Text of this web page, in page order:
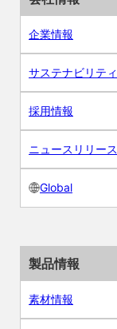
企業情報
サステナビリティ
採用情報
ニュースリリース
Global
製品情報
素材情報